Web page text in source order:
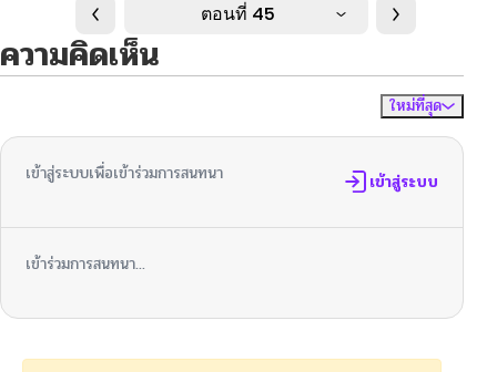
ตอนที่ 45
ความคิดเห็น
ใหม่ที่สุด
เข้าสู่ระบบเพื่อเข้าร่วมการสนทนา เข้าสู่ระบบ
เข้าร่วมการสนทนา...